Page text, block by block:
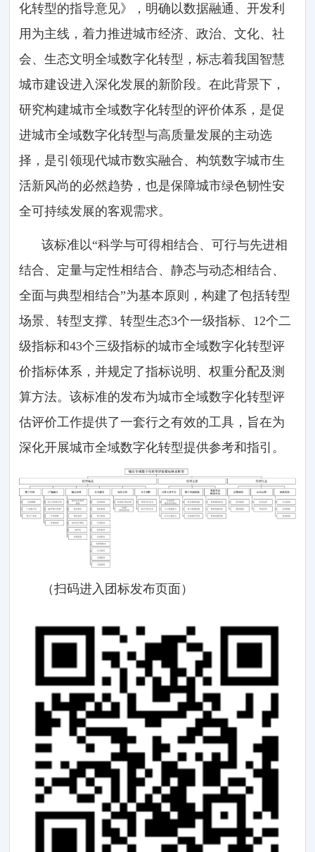
化转型的指导意见》，明确以数据融通、开发利
用为主线，着力推进城市经济、政治、文化、社
会、生态文明全域数字化转型，标志着我国智慧
城市建设进入深化发展的新阶段。在此背景下，
研究构建城市全域数字化转型的评价体系，是促
进城市全域数字化转型与高质量发展的主动选
择，是引领现代城市数实融合、构筑数字城市生
活新风尚的必然趋势，也是保障城市绿色韧性安
全可持续发展的客观需求。
该标准以“科学与可得相结合、可行与先进相
结合、定量与定性相结合、静态与动态相结合、
全面与典型相结合”为基本原则，构建了包括转型
场景、转型支撑、转型生态3个一级指标、12个二
级指标和43个三级指标的城市全域数字化转型评
价指标体系，并规定了指标说明、权重分配及测
算方法。该标准的发布为城市全域数字化转型评
估评价工作提供了一套行之有效的工具，旨在为
深化开展城市全域数字化转型提供参考和指引。
（扫码进入团标发布页面）